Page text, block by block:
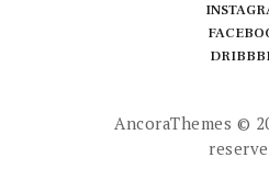
AncoraThemes ©